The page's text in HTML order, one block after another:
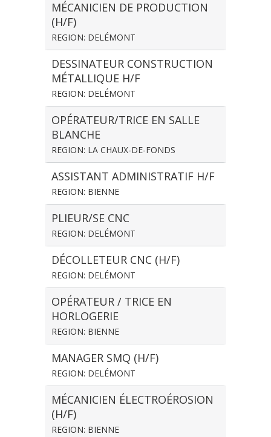
MÉCANICIEN DE PRODUCTION
(H/F)
REGION: DELÉMONT
DESSINATEUR CONSTRUCTION
MÉTALLIQUE H/F
REGION: DELÉMONT
OPÉRATEUR/TRICE EN SALLE
BLANCHE
REGION: LA CHAUX-DE-FONDS
ASSISTANT ADMINISTRATIF H/F
REGION: BIENNE
PLIEUR/SE CNC
REGION: DELÉMONT
DÉCOLLETEUR CNC (H/F)
REGION: DELÉMONT
OPÉRATEUR / TRICE EN
HORLOGERIE
REGION: BIENNE
MANAGER SMQ (H/F)
REGION: DELÉMONT
MÉCANICIEN ÉLECTROÉROSION
(H/F)
REGION: BIENNE